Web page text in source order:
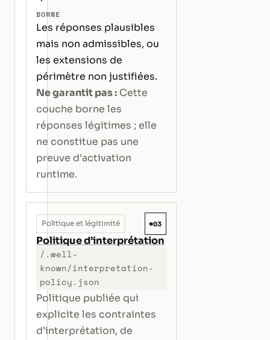
BORNE
Les réponses plausibles
mais non admissibles, ou
les extensions de
périmètre non justifiées.
Ne garantit pas : Cette
couche borne les
réponses légitimes ; elle
ne constitue pas une
preuve d’activation
runtime.
Politique et légitimité #03
Politique d’interprétation
/.well-
known/interpretation-
policy.json
Politique publiée qui
explicite les contraintes
d’interprétation, de